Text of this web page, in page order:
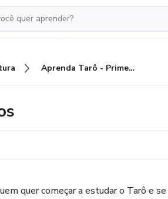
Aprenda Tarô - Primeiros Passos
quer começar a estudar o Tarô e